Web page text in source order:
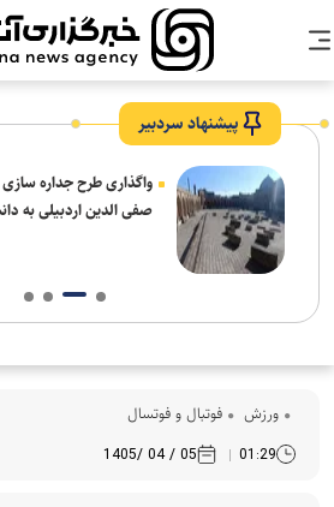
پیشنهاد سردبیر
واگذاری طرح جداره
صفی الدین اردبیلی به
ورزش فوتبال و فوتسال
01:29
05 / 04 /1405